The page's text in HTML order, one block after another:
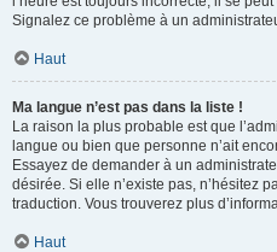
Signalez ce problème à un
Haut
Ma langue n’est pas dans la liste !
La raison la plus probable est que
langue ou bien que personne n’ait
Essayez de demander à un
désirée. Si elle n’existe pas, n’hésitez
traduction. Vous trouverez plus
Haut